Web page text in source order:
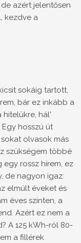
azért jelentősen
kezdve a
sokáig tartott,
bár ez inkább a
hitelükre, hál'
Egy hosszú út
olvasok más
szükségem többé
egy rossz hírem, ez
de nagyon igaz:
elmúlt éveket és
éves szinten, a
Azért ez nem a
A 125 kWh-ról 80-
a fillérek